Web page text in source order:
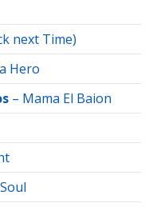
next Time)
Hero
– Mama El Baion